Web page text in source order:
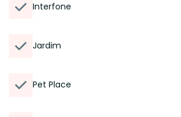
Interfone
Jardim
Pet Place